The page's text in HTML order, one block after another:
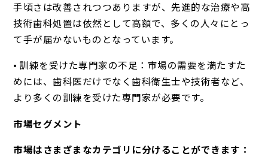
手頃さは改善されつつありますが、先進的な治療や高
技術歯科処置は依然として高額で、多くの人々にとっ
て手が届かないものとなっています。
• 訓練を受けた専門家の不足：市場の需要を満たすた
めには、歯科医だけでなく歯科衛生士や技術者など、
より多くの訓練を受けた専門家が必要です。
市場セグメント
市場はさまざまなカテゴリに分けることができます：